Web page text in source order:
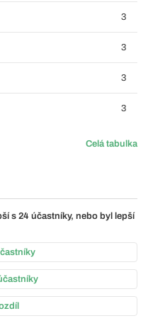
3
3
3
3
Celá tabulka
s 24 účastníky, nebo byl lepší